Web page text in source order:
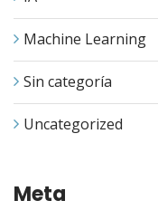
Machine Learning
Sin categoría
Uncategorized
Meta